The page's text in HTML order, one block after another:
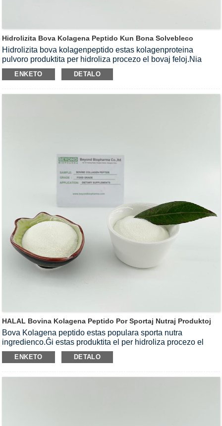
Hidrolizita Bova Kolagena Peptido Kun Bona Solvebleco
Hidrolizita bova kolagenpeptido estas kolagenproteina
pulvoro produktita per hidroliza procezo el bovaj feloj.Nia
bova kolagena peptido havas ĉirkaŭ 1000 Dalton Molekula
pezo kaj kapablas rapide solvi en akvon.Nia bova kolagena
por esti uzata en la produktado de solidaj trinkaĵoj Pulvoro.
ENKETO DETALO
HALAL Bovina Kolagena Peptido Por Sportaj Nutraj Produktoj
Bova Kolagena peptido estas populara sporta nutra
ingredienco.Ĝi estas produktita el per hidroliza procezo el
bovaj feloj kaj haŭtoj.Nia bova kolagena peptida pulvoro
estas senodora kun malalta molekula pezo.Ĝi kapablas
uzata en produktoj por haŭta sano, muskola konstruaĵo kaj
ENKETO DETALO